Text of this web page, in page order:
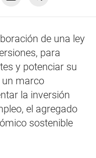
de una ley
para
y potenciar su
un marco
la inversión
el agregado
sostenible